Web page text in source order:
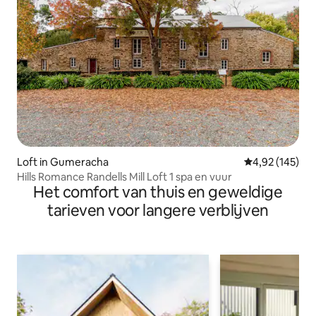
Loft in Gumeracha Gemiddelde
4,92 (145)
Hills Romance Randells Mill Loft 1 spa en vuur
Het comfort van thuis en geweldige
tarieven voor langere verblijven